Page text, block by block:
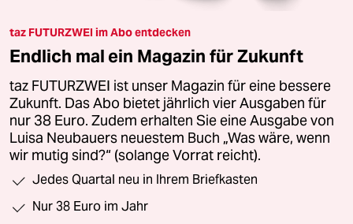
taz FUTURZWEI im Abo entdecken
Endlich mal ein Magazin für Zukunft
taz FUTURZWEI ist unser Magazin für eine bessere
Zukunft. Das Abo bietet jährlich vier Ausgaben für
nur 38 Euro. Zudem erhalten Sie eine Ausgabe von
Luisa Neubauers neuestem Buch „Was wäre, wenn
wir mutig sind?“ (solange Vorrat reicht).
Jedes Quartal neu in Ihrem Briefkasten
Nur 38 Euro im Jahr